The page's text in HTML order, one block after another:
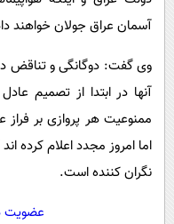
آسمان عراق جولان خواهند
وی گفت: دوگانگی و تناقض
آنها در ابتدا از تصمیم
ممنوعیت هر پروازی بر فراز
اما امروز مجدد اعلام کرده
نگران کننده است.
عضویت